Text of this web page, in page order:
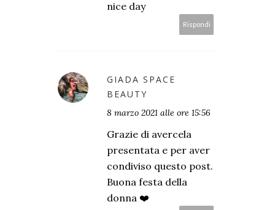
nice day
Rispondi
GIADA SPACE
BEAUTY
8 marzo 2021 alle ore 15:56
Grazie di avercela
presentata e per aver
condiviso questo post.
Buona festa della
donna ❤️